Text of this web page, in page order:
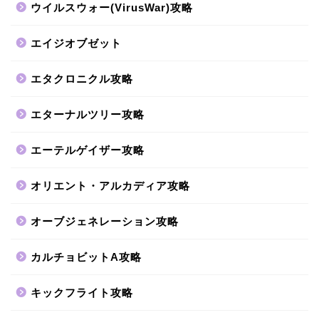
ウイルスウォー(VirusWar)攻略
エイジオブゼット
エタクロニクル攻略
エターナルツリー攻略
エーテルゲイザー攻略
オリエント・アルカディア攻略
オーブジェネレーション攻略
カルチョビットA攻略
キックフライト攻略